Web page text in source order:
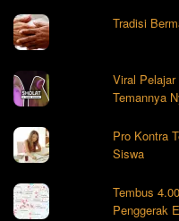
Tradisi
Viral
Temannya
Pro Kontra
Siswa
Tembus
Penggerak